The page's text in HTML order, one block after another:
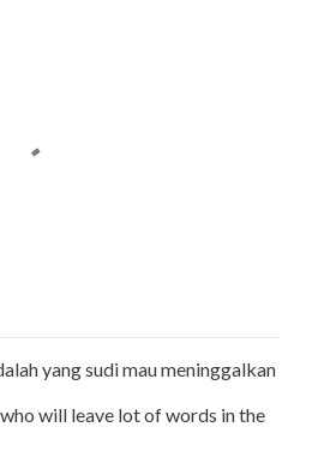
yang sudi mau meninggalkan
will leave lot of words in the